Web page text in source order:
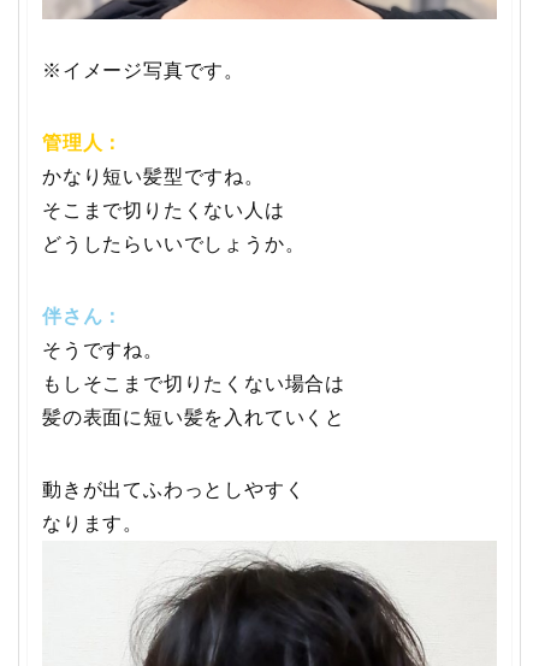
※イメージ写真です。
管理人：
かなり短い髪型ですね。
そこまで切りたくない人は
どうしたらいいでしょうか。
伴さん：
そうですね。
もしそこまで切りたくない場合は
髪の表面に短い髪を入れていくと
動きが出てふわっとしやすく
なります。